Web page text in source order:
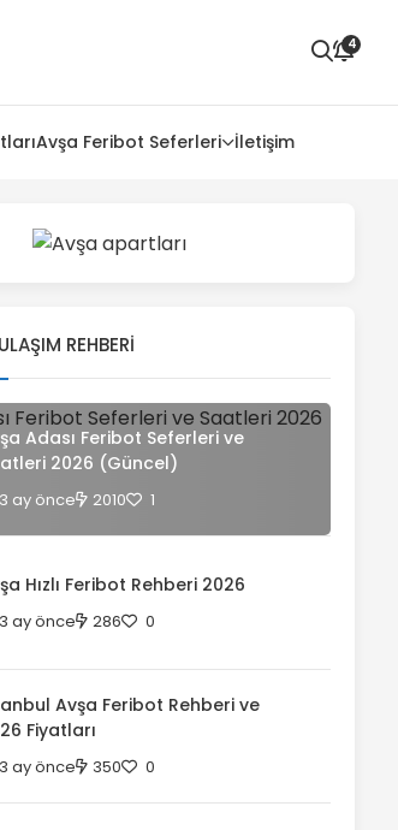
4
Avşa Feribot Seferleri İletişim
REHBERI
Adası Feribot Seferleri ve
2026 (Güncel)
3 ay önce 2010 1
Hızlı Feribot Rehberi 2026
3 ay önce 286 0
Avşa Feribot Rehberi ve
Fiyatları
3 ay önce 350 0